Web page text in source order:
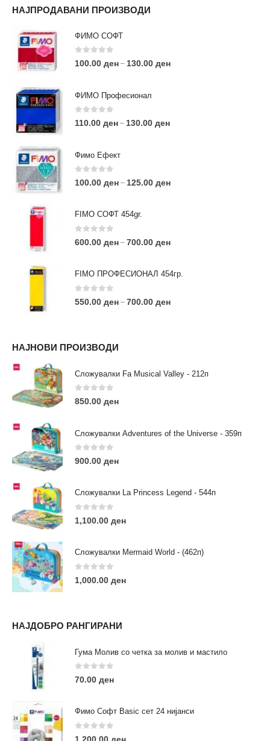
НАЈПРОДАВАНИ ПРОИЗВОДИ
ФИМО СОФТ
0 out of 5
100.00 ден – 130.00 ден
ФИМО Професионал
0out of 5
110.00 ден – 130.00 ден
Фимо Ефект
0 out of 5
100.00 ден – 125.00 ден
FIMO СОФТ 454gr.
0out of 5
600.00 ден – 700.00 ден
FIMO ПРОФЕСИОНАЛ 454гр.
0out of 5
550.00 ден – 700.00 ден
НАЈНОВИ ПРОИЗВОДИ
Сложувалки Fa Musical Valley - 212п
0out of 5
850.00 ден
Сложувалки Adventures of the Universe - 359п
0out of 5
900.00 ден
Сложувалки La Princess Legend - 544п
0 out of 5
1,100.00 ден
Сложувалки Mermaid World - (462п)
0 out of 5
1,000.00 ден
НАЈДОБРО РАНГИРАНИ
Гума Молив со четка за молив и мастило
0out of 5
70.00 ден
Фимо Софт Basic сет 24 нијанси
0 out of 5
АДРЕСА:
ул. 3та Македонска Бригада бр.46
ТЕЛЕФОН:
0038977640534
contact@moehobi.mk
РАБОТНО ВРЕМЕ:
Пон - Саб / 09:00 - 21:00
ЛИНКОВИ
Услови за користење
Големопродажба
Кариера
За нас
Нашите локации
ПОПУЛАРНИ ТАГОВИ
eurodanvest FIMO Креативни Сетови
markers
rapitografi sketch staedtler